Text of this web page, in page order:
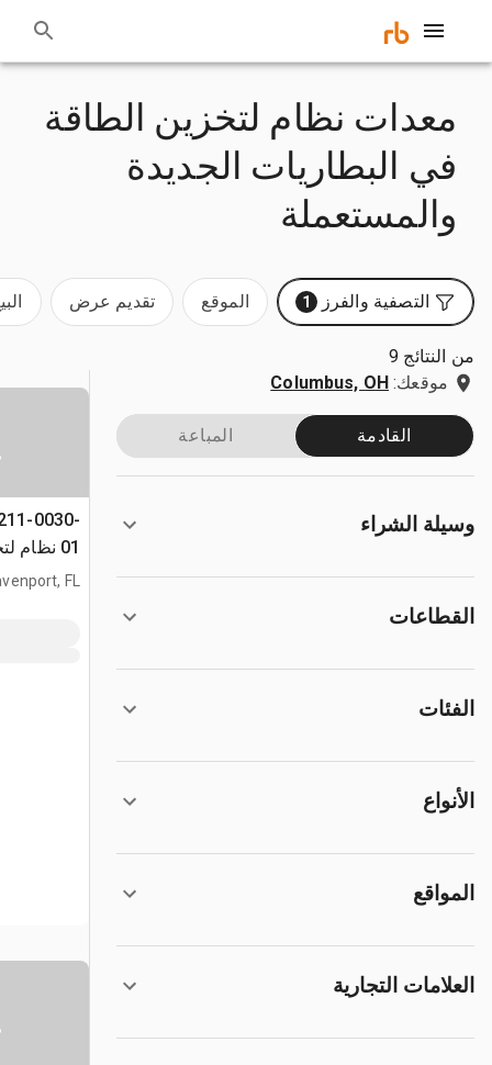
معدات نظام لتخزين الطاقة
في البطاريات الجديدة
والمستعملة
التصفية والفرز 1 الموقع تقديم عرض
من النتائج 9
موقعك: Columbus, OH
القادمة المباعة
وسيلة الشراء
القطاعات
الفئات
الأنواع
المواقع
العلامات التجارية
0030-
01 نظام
البطاريات
FL